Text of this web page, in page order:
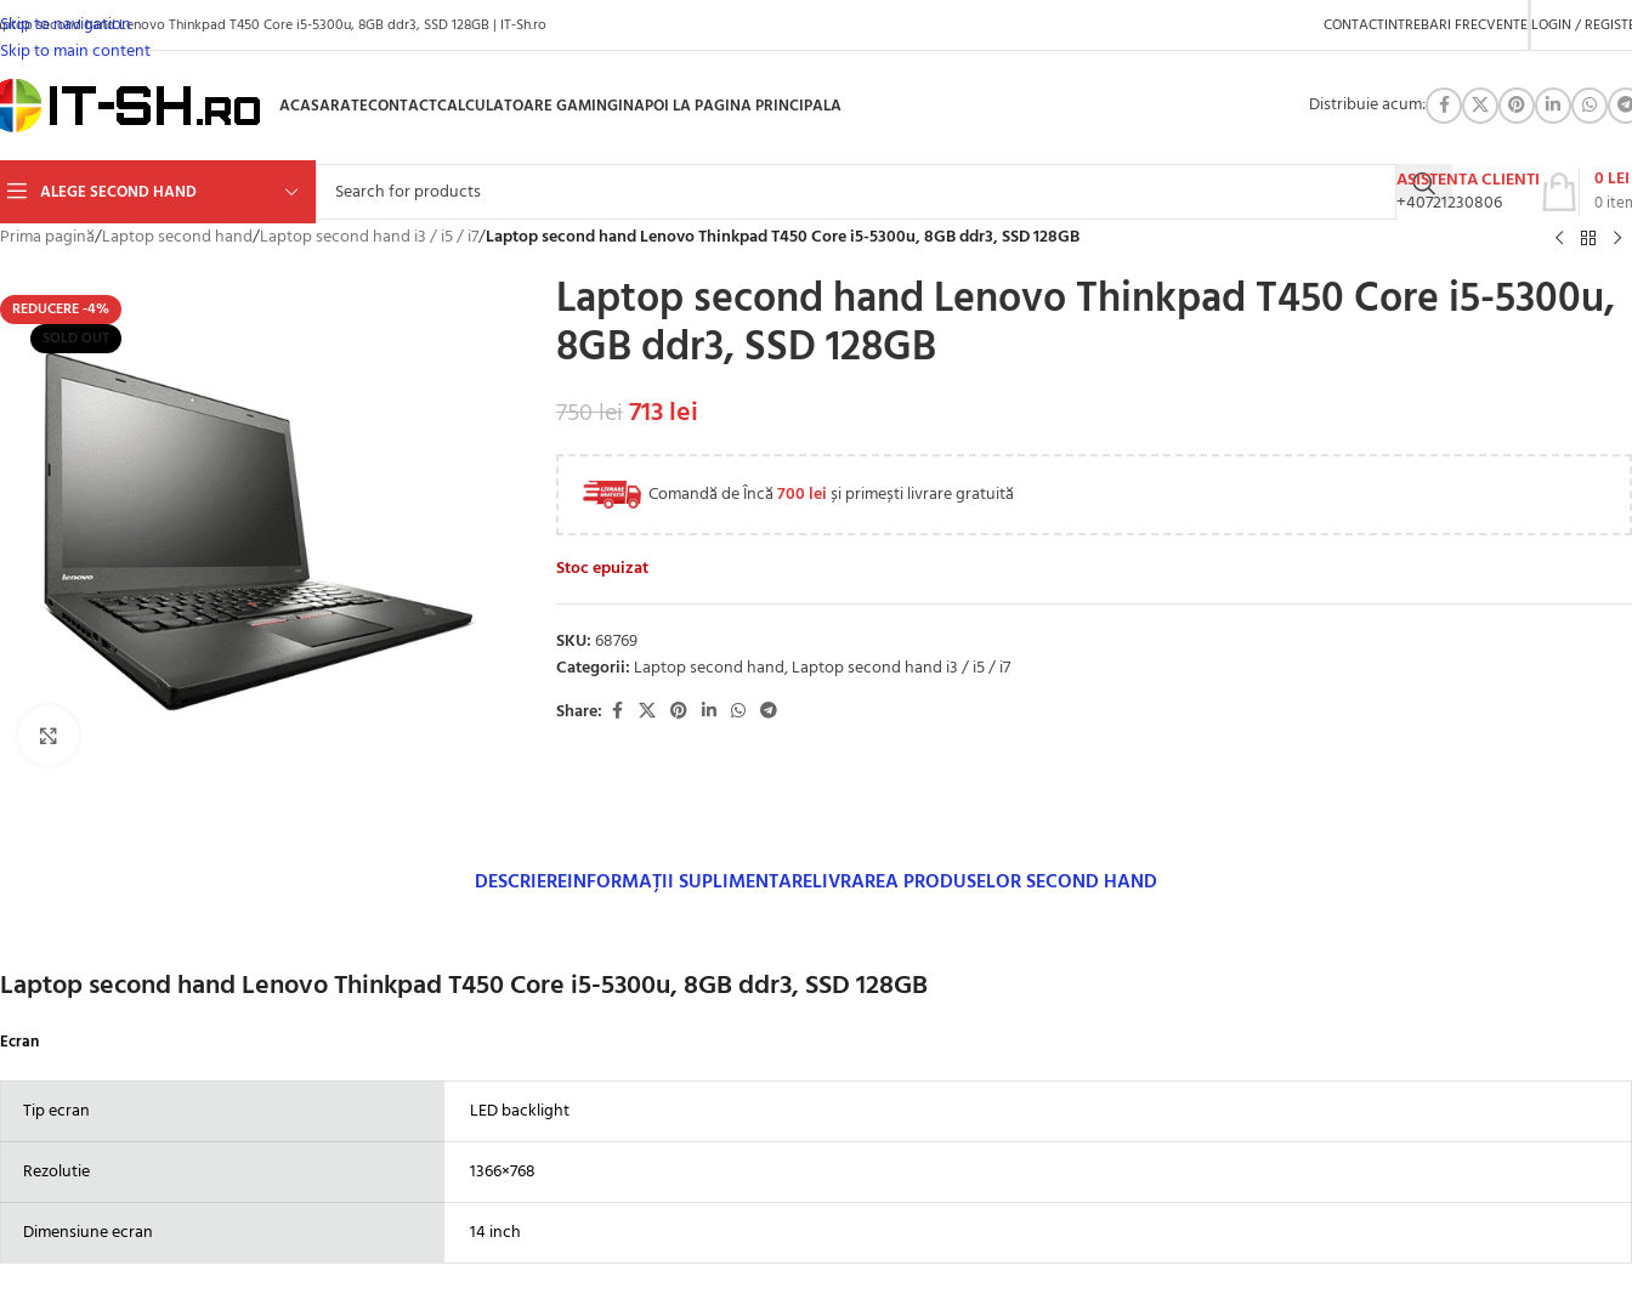
Skip to navigation
Skip to main content
second hand Lenovo Thinkpad T450 Core i5-5300u, 8GB ddr3, SSD 128GB | IT-Sh.ro CONTACTINTREBARI FRECVENTE LOGIN /
ACASARATECONTACTCALCULATOARE GAMINGINAPOI LA PAGINA PRINCIPALA Distribuie acum:
ALEGE SECOND HAND
ASISTENTA CLIENTI
+40721230806
0
0 LEI
Prima pagină/Laptop second hand/Laptop second hand i3 / i5 / i7/Laptop second hand Lenovo Thinkpad T450 Core i5-5300u, 8GB ddr3, SSD 128GB
REDUCERE -4%
SOLD OUT
Laptop second hand Lenovo Thinkpad T450 Core i5-5300u,
8GB ddr3, SSD 128GB
750lei713lei
Comandă de Încă700 leiși primești livrare gratuită
Stoc epuizat
SKU:68769
Categorii: Laptop second hand,Laptop second hand i3 / i5 / i7
Share:
DESCRIEREINFORMAȚII SUPLIMENTARELIVRAREA PRODUSELOR SECOND HAND
Laptop second hand Lenovo Thinkpad T450 Core i5-5300u, 8GB ddr3, SSD 128GB
Ecran
Tip ecran LED backlight
Rezolutie 1366×768
Dimensiune ecran 14 inch